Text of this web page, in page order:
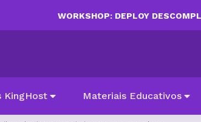
WORKSHOP: DEPLOY
KingHost Materiais Educativos